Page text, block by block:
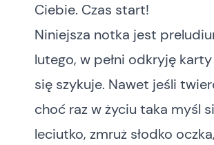
Ciebie. Czas start!
Niniejsza notka jest
lutego, w pełni odkryję
się szykuje. Nawet jeśli
choć raz w życiu taka myśl
leciutko, zmruż słodko